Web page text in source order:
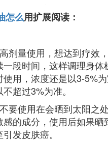
怎么用扩展阅读：
剂量使用，想达到疗效
段时间，这样调理身体
使用，浓度还是以3-5%
超过3%为准。
要使用在会晒到太阳之
的成分，使用后如果晒
发皮肤癌。